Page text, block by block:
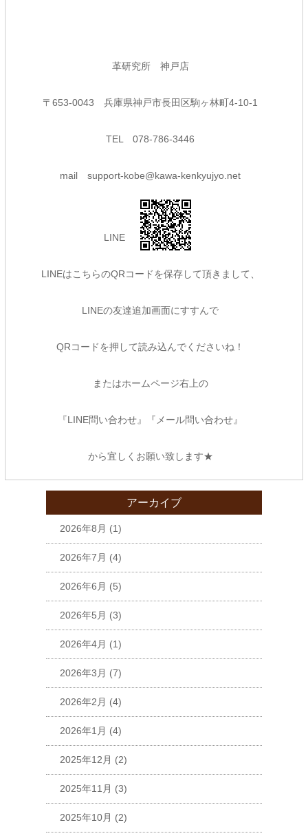
革研究所 神戸店
〒653-0043 兵庫県神戸市長田区駒ヶ林町4-10-1
TEL 078-786-3446
mail support-kobe@kawa-kenkyujyo.net
LINE
LINEはこちらのQRコードを保存して頂きまして、
LINEの友達追加画面にすすんで
QRコードを押して読み込んでくださいね！
またはホームページ右上の
『LINE問い合わせ』『メール問い合わせ』
から宜しくお願い致します★
アーカイブ
2026年8月 (1)
2026年7月 (4)
2026年6月 (5)
2026年5月 (3)
2026年4月 (1)
2026年3月 (7)
2026年2月 (4)
2026年1月 (4)
2025年12月 (2)
2025年11月 (3)
2025年10月 (2)